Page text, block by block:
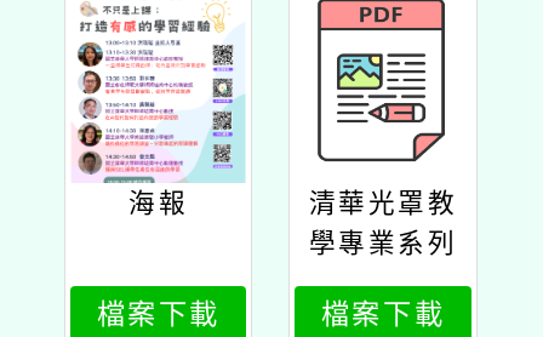
海報
檔案下載
清華光罩教
學專業系列
論壇
（三）：不
檔案下載